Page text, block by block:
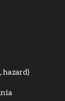
hazard)